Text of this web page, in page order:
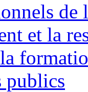
de
et la
publics